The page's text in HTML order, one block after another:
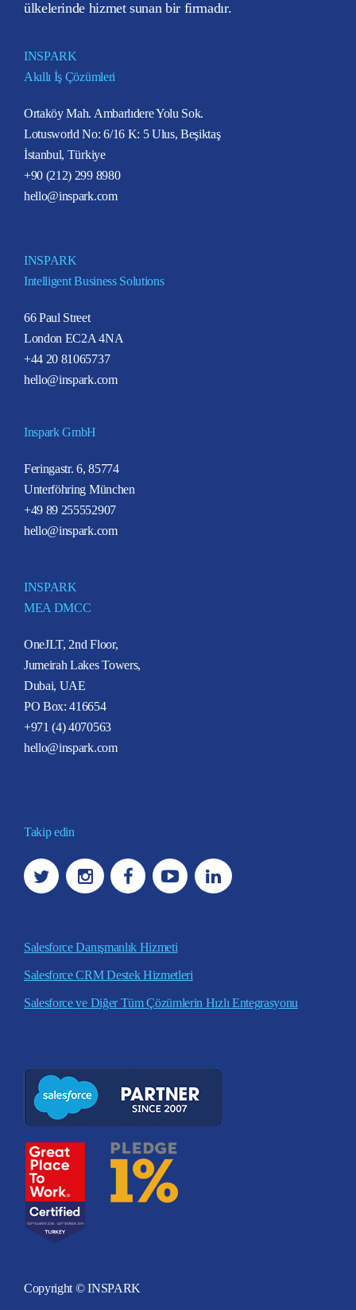
ülkelerinde hizmet sunan bir firmadır.
INSPARK
Akıllı İş Çözümleri
Ortaköy Mah. Ambarlıdere Yolu Sok.
Lotusworld No: 6/16 K: 5 Ulus, Beşiktaş
İstanbul, Türkiye
+90 (212) 299 8980
hello@inspark.com
INSPARK
Intelligent Business Solutions
66 Paul Street
London EC2A 4NA
+44 20 81065737
hello@inspark.com
Inspark GmbH
Feringastr. 6, 85774
Unterföhring München
+49 89 255552907
hello@inspark.com
INSPARK
MEA DMCC
OneJLT, 2nd Floor,
Jumeirah Lakes Towers,
Dubai, UAE
PO Box: 416654
+971 (4) 4070563
hello@inspark.com
Takip edin
Salesforce Danışmanlık Hizmeti
Salesforce CRM Destek Hizmetleri
Salesforce ve Diğer Tüm Çözümlerin Hızlı Entegrasyonu
Copyright © INSPARK